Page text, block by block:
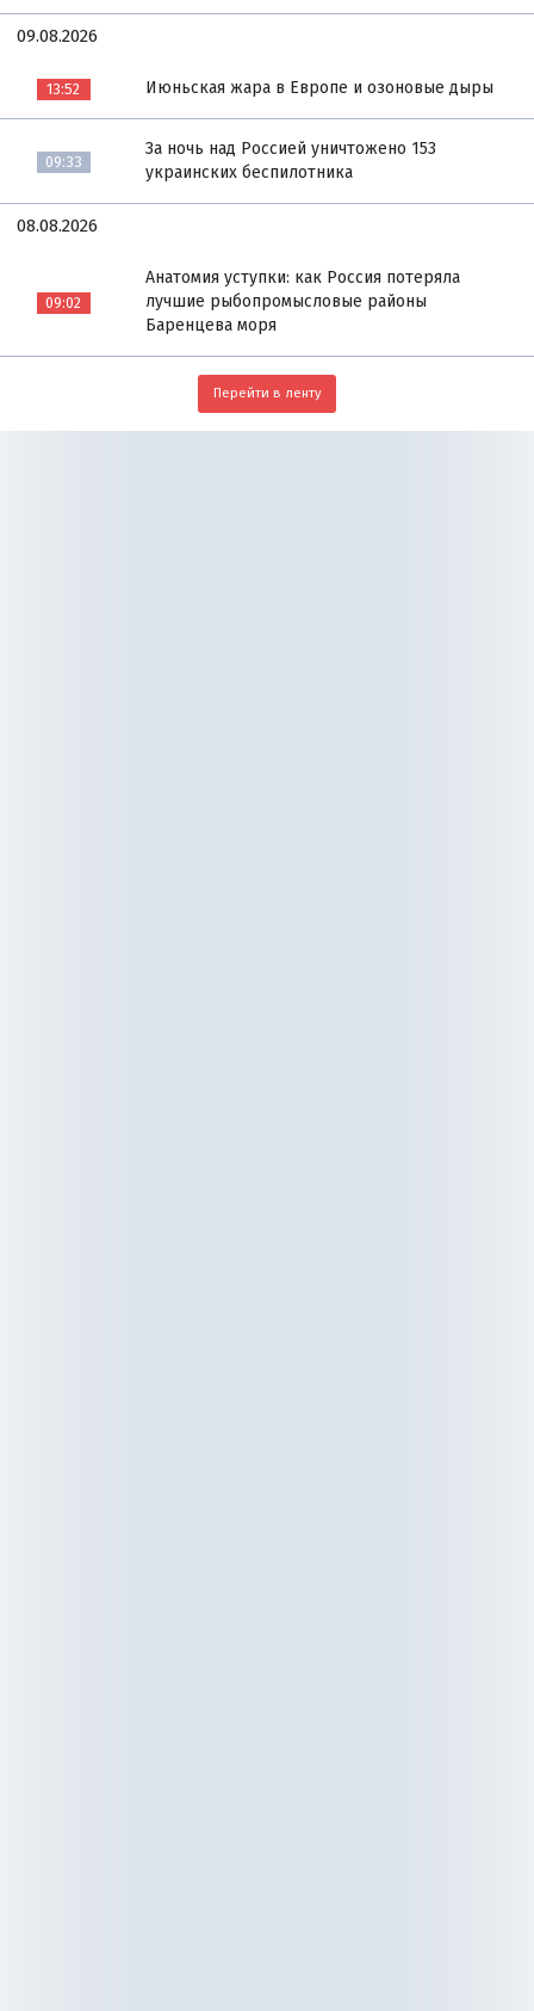
09.08.2026
13:52 Июньская жара в Европе и озоновые дыры
09:33
За ночь над Россией уничтожено 153
украинских беспилотника
08.08.2026
09:02
Анатомия уступки: как Россия потеряла
лучшие рыбопромысловые районы
Баренцева моря
Перейти в ленту